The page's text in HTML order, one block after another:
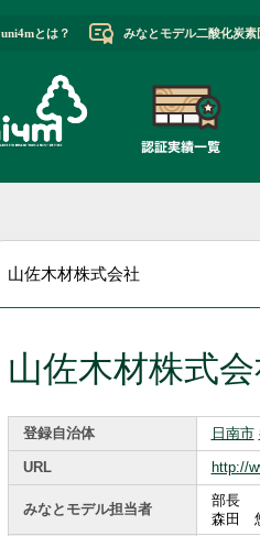
uni4mとは？ みなとモデル二酸化炭
山佐木材株式会社
山佐木材株式
登録自治体 日南市
URL http://
みなとモデル担当者
部長
森田